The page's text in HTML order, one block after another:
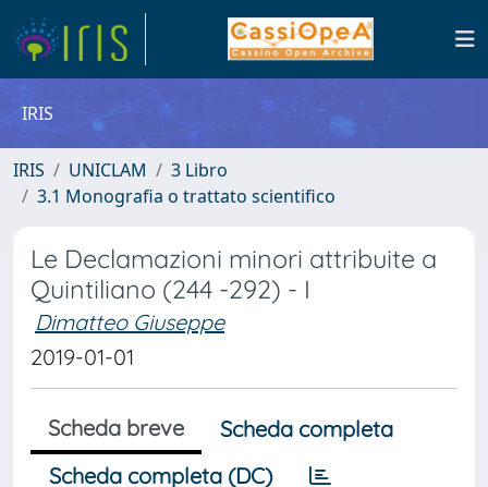
IRIS
IRIS UNICLAM
3 Libro
3.1 Monografia o trattato scientifico
Le Declamazioni minori attribuite a
Quintiliano (244 -292) - I
Dimatteo Giuseppe
2019-01-01
Scheda breve
Scheda completa
Scheda completa (DC)